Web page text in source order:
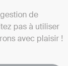
de
pas à utiliser
avec plaisir !